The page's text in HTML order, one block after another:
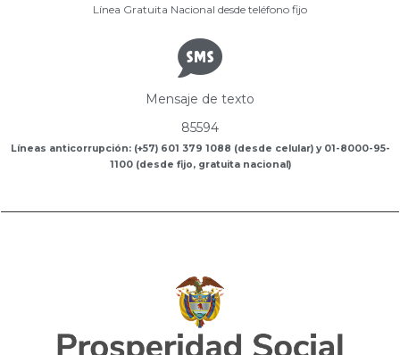
Línea Gratuita Nacional desde teléfono fijo
Mensaje de texto
85594
Líneas anticorrupción: (+57) 601 379 1088 (desde celular) y 01-8000-95-
1100 (desde fijo, gratuita nacional)